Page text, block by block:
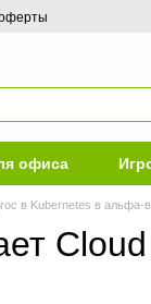
офиса
в Kubernetes в альфа-